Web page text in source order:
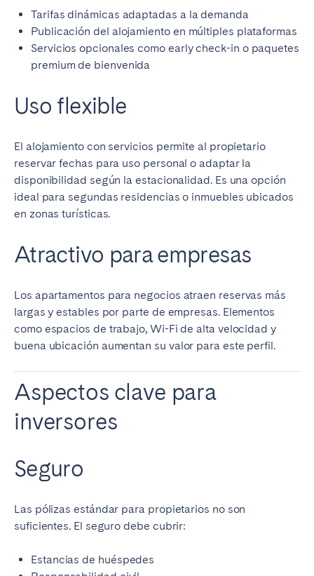
Tarifas dinámicas adaptadas a la demanda
Publicación del alojamiento en múltiples plataformas
Servicios opcionales como early check-in o paquetes
premium de bienvenida
Uso flexible
El alojamiento con servicios permite al propietario
reservar fechas para uso personal o adaptar la
disponibilidad según la estacionalidad. Es una opción
ideal para segundas residencias o inmuebles ubicados
en zonas turísticas.
Atractivo para empresas
Los apartamentos para negocios atraen reservas más
largas y estables por parte de empresas. Elementos
como espacios de trabajo, Wi-Fi de alta velocidad y
buena ubicación aumentan su valor para este perfil.
Aspectos clave para
inversores
Seguro
Las pólizas estándar para propietarios no son
suficientes. El seguro debe cubrir:
Estancias de huéspedes